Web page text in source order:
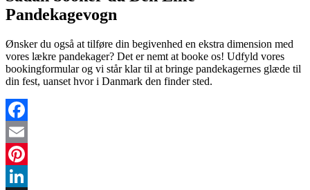
Pandekagevogn
Ønsker du også at tilføre din begivenhed en ekstra dimension med
vores lækre pandekager? Det er nemt at booke os! Udfyld vores
bookingformular og vi står klar til at bringe pandekagernes glæde til
din fest, uanset hvor i Danmark den finder sted.
Facebook
Email
Pinterest